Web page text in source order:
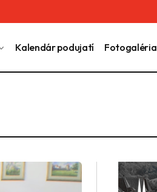
Kalendár podujatí Fotogaléria